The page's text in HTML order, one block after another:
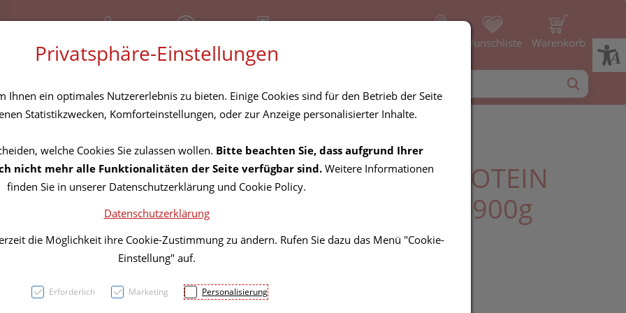
+43 (01) 3683167 Geschlossen Wunschliste Warenkorb
OMNi-POWER® PROTEIN
PLUS Schokoloade 900g
39,95 EUR
Privatsphäre-Einstellungen
Ihnen ein optimales Nutzererlebnis zu bieten. Einige Cookies sind für den Betrieb der Seite
Statistikzwecken, Komforteinstellungen, oder zur Anzeige personalisierter Inhalte.
welche Cookies Sie zulassen wollen. Bitte beachten Sie, dass aufgrund Ihrer
nicht mehr alle Funktionalitäten der Seite verfügbar sind. Weitere Informationen
finden Sie in unserer Datenschutzerklärung und Cookie Policy.
Datenschutzerklärung
die Möglichkeit ihre Cookie-Zustimmung zu ändern. Rufen Sie dazu das Menü "Cookie-
Einstellung" auf.
Erforderlich Marketing Personalisierung